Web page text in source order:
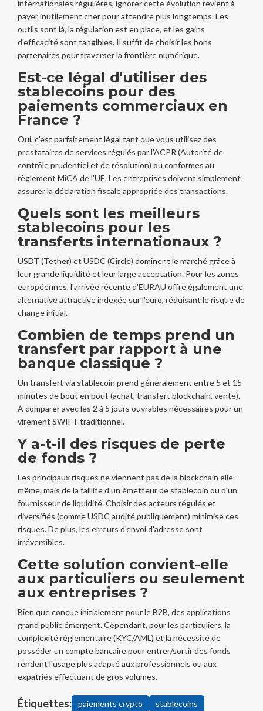
internationales régulières, ignorer cette évolution revient à
payer inutilement cher pour attendre plus longtemps. Les
outils sont là, la régulation est en place, et les gains
d'efficacité sont tangibles. Il suffit de choisir les bons
partenaires pour traverser la frontière numérique.
Est-ce légal d'utiliser des
stablecoins pour des
paiements commerciaux en
France ?
Oui, c'est parfaitement légal tant que vous utilisez des
prestataires de services régulés par l'ACPR (Autorité de
contrôle prudentiel et de résolution) ou conformes au
règlement MiCA de l'UE. Les entreprises doivent simplement
assurer la déclaration fiscale appropriée des transactions.
Quels sont les meilleurs
stablecoins pour les
transferts internationaux ?
USDT (Tether) et USDC (Circle) dominent le marché grâce à
leur grande liquidité et leur large acceptation. Pour les zones
européennes, l'arrivée récente d'EURAU offre également une
alternative attractive indexée sur l'euro, réduisant le risque de
change initial.
Combien de temps prend un
transfert par rapport à une
banque classique ?
Un transfert via stablecoin prend généralement entre 5 et 15
minutes de bout en bout (achat, transfert blockchain, vente).
À comparer avec les 2 à 5 jours ouvrables nécessaires pour un
virement SWIFT traditionnel.
Y a-t-il des risques de perte
de fonds ?
Les principaux risques ne viennent pas de la blockchain elle-
même, mais de la faillite d'un émetteur de stablecoin ou d'un
fournisseur de liquidité. Choisir des acteurs régulés et
diversifiés (comme USDC audité publiquement) minimise ces
risques. De plus, les erreurs d'envoi d'adresse sont
irréversibles.
Cette solution convient-elle
aux particuliers ou seulement
aux entreprises ?
Bien que conçue initialement pour le B2B, des applications
grand public émergent. Cependant, pour les particuliers, la
complexité réglementaire (KYC/AML) et la nécessité de
posséder un compte bancaire pour entrer/sortir des fonds
rendent l'usage plus adapté aux professionnels ou aux
expatriés effectuant de gros volumes.
Étiquettes: paiements crypto stablecoins